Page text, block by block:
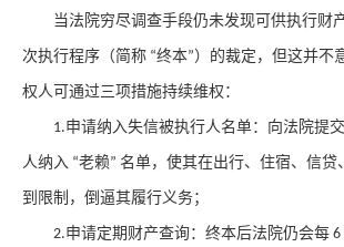
当法院穷尽调查手段仍未发现可供执行财
次执行程序（简称 “终本”）的裁定，但这并不
权人可通过三项措施持续维权：
1.申请纳入失信被执行人名单：向法院提
人纳入 “老赖” 名单，使其在出行、住宿、信贷
到限制，倒逼其履行义务；
2.申请定期财产查询：终本后法院仍会每 6